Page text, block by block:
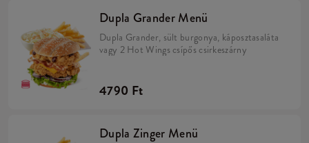
Dupla Grander Menü
Dupla Grander, sült burgonya, káposztasaláta
vagy 2 Hot Wings csípős csirkeszárny
4790 Ft
Dupla Zinger Menü